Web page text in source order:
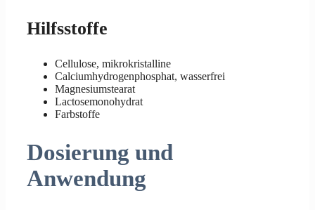
Hilfsstoffe
Cellulose, mikrokristalline
Calciumhydrogenphosphat, wasserfrei
Magnesiumstearat
Lactosemonohydrat
Farbstoffe
Dosierung und
Anwendung